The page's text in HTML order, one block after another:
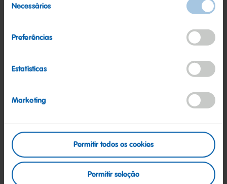
deNecessários
Preferências
Estatísticas
Marketing
Permitir todos os cookies
Permitir seleção
A nossa oferta na Internet destina-se ao território de Portugal
previsto um acesso à nossa oferta a partir de áreas fora de
Portugal. Não assumimos qualquer responsabilidade pela
Internet para utilizadores de outros países.
O conteúdo, desenho e estrutura da nossa oferta na Internet
expressamente todos os direitos de propriedade. Em
particular, a reprodução, processamento, distribuição e
qualquer tipo de utilização do conteúdo requerem o nosso
consentimento por escrito, a menos que a medida não exija
consentimento legal. As transferências e cópias destas